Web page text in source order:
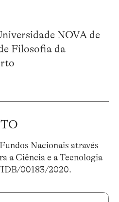
NOVA de
Filosofia da
Nacionais através
a Ciência e a Tecnologia
00183/2020.